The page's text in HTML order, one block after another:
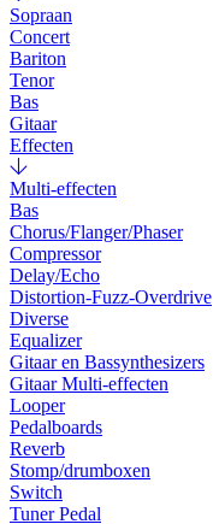
Sopraan
Concert
Bariton
Tenor
Bas
Gitaar
Effecten
Multi-effecten
Bas
Chorus/Flanger/Phaser
Compressor
Delay/Echo
Distortion-Fuzz-Overdrive
Diverse
Equalizer
Gitaar en Bassynthesizers
Gitaar Multi-effecten
Looper
Pedalboards
Reverb
Stomp/drumboxen
Switch
Tuner Pedal